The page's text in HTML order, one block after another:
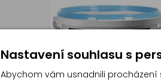
Nastavení souhlasu s
Abychom vám usnadnili